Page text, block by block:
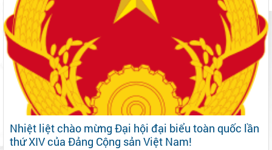
Nhiệt liệt chào mừng Đại hội đại biểu toàn quốc lần
thứ XIV của Đảng Cộng sản Việt Nam!